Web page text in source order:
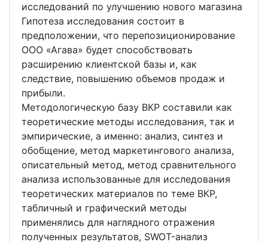
исследований по улучшению нового магазина
Гипотеза исследования состоит в
предположении, что перепозиционирование
ООО «Агава» будет способствовать
расширению клиентской базы и, как
следствие, повышению объемов продаж и
прибыли.
Методологическую базу ВКР составили как
теоретические методы исследования, так и
эмпирические, а именно: анализ, синтез и
обобщение, метод маркетингового анализа,
описательный метод, метод сравнительного
анализа использованные для исследования
теоретических материалов по теме ВКР,
табличный и графический методы
применялись для наглядного отражения
полученных результатов, SWOT-анализ